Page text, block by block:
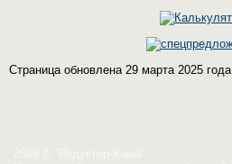
Страница обновлена 29 марта 2025 года